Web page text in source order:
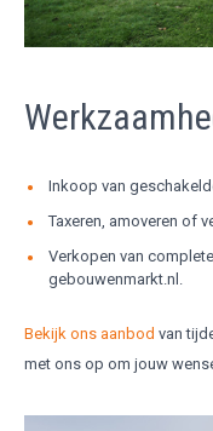
Inkoop van
Taxeren, amoveren of
Verkopen van
gebouwenmarkt.nl.
Bekijk ons aanbod van
met ons op om jouw